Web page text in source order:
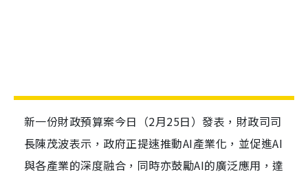
新一份財政預算案今日（2月25日）發表，財政司司
長陳茂波表示，政府正提速推動AI產業化，並促進AI
與各產業的深度融合，同時亦鼓勵AI的廣泛應用，達